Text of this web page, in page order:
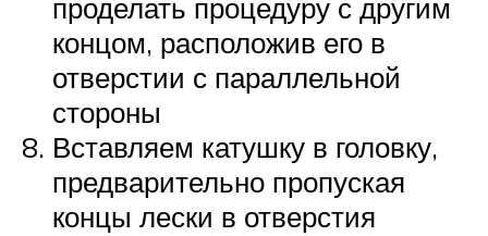
проделать процедуру с другим
концом, расположив его в
отверстии с параллельной
стороны
Вставляем катушку в головку,
предварительно пропуская
концы лески в отверстия